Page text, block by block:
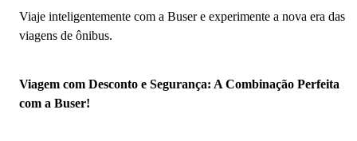
Viaje inteligentemente com a Buser e experimente a nova era das
viagens de ônibus.
Viagem com Desconto e Segurança: A Combinação Perfeita
com a Buser!